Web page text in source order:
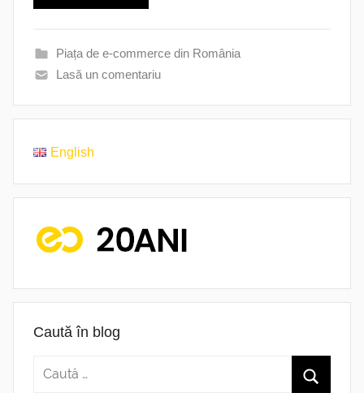
Piața de e-commerce din România
Lasă un comentariu
English
Caută în blog